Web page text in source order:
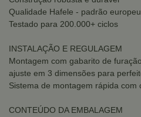
Qualidade Hafele - padrão europeu
Testado para 200.000+ ciclos
INSTALAÇÃO E REGULAGEM
Montagem com gabarito de
ajuste em 3 dimensões para
Sistema de montagem rápida com
CONTEÚDO DA EMBALAGEM